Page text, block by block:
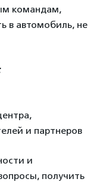
командам,
в автомобиль, не
и партнеров
и
получить